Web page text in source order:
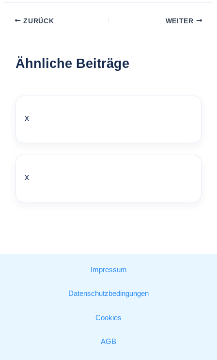
ZURÜCK WEITER
Ähnliche Beiträge
x
x
Impressum
Datenschutzbedingungen
Cookies
AGB